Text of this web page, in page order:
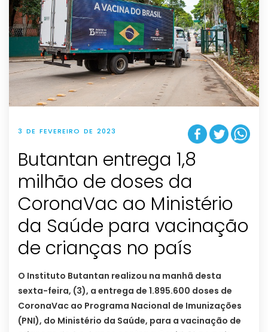
3 DE FEVEREIRO DE 2023
Butantan entrega 1,8
milhão de doses da
CoronaVac ao Ministério
da Saúde para vacinação
de crianças no país
O Instituto Butantan realizou na manhã desta
sexta-feira, (3), a entrega de 1.895.600 doses de
CoronaVac ao Programa Nacional de Imunizações
(PNI), do Ministério da Saúde, para a vacinação de